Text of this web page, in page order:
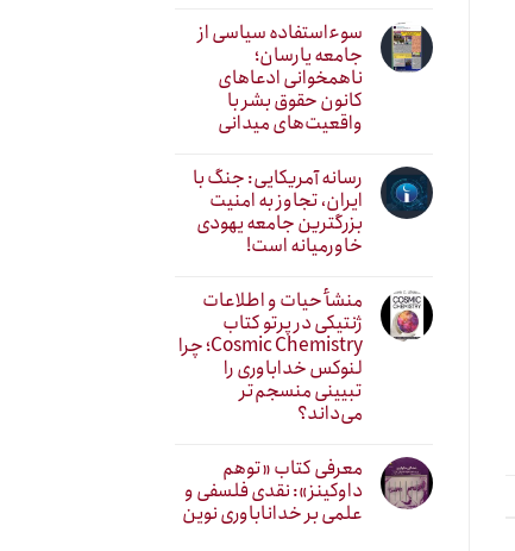
سوءاستفاده سیاسی از
جامعه یارسان؛
ناهمخوانی ادعاهای
کانون حقوق بشر با
واقعیت‌های میدانی
رسانه آمریکایی: جنگ با
ایران، تجاوز به امنیت
بزرگترین جامعه یهودی
خاورمیانه است!
منشأ حیات و اطلاعات
ژنتیکی در پرتو کتاب
Cosmic Chemistry؛ چرا
لنوکس خداباوری را
تبیینی منسجم‌تر
می‌داند؟
معرفی کتاب «توهم
داوکینز»: نقدی فلسفی و
علمی بر خداناباوری نوین